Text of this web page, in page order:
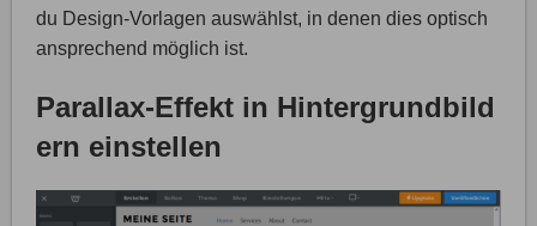
du Design-Vorlagen auswählst, in denen dies optisch
ansprechend möglich ist.
Parallax-Effekt in Hintergrundbild
ern einstellen